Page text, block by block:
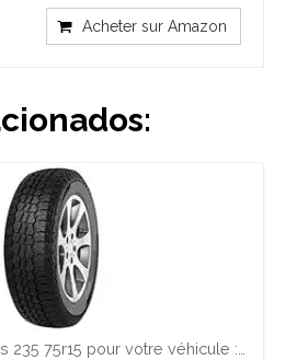
Acheter sur Amazon
75r15 pour votre véhicule :…